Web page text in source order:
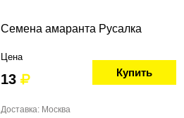
Семена амаранта Русалка
Цена
13 Купить
Доставка: Москва